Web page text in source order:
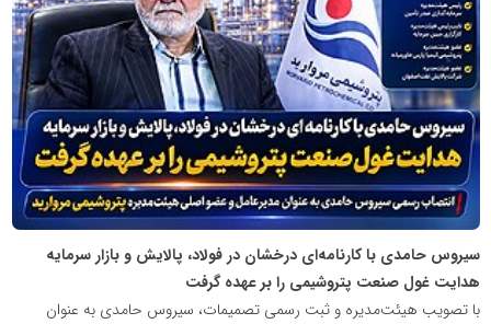
سیروس حامدی با کارنامه‌ای درخشان در فولاد، پالایش و بازار سرمایه
هدایت غول صنعت پتروشیمی را بر عهده گرفت
با تصویب هیئت‌مدیره و ثبت رسمی تصمیمات، سیروس حامدی به عنوان
خبرگزاری
گزارش
خبر